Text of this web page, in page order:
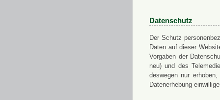
Datenschutz
Der Schutz
Daten auf dieser
Vorgaben der
neu) und des
deswegen nur
Datenerhebung